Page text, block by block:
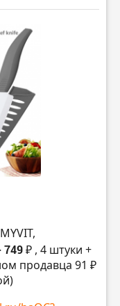
749 ₽ , 4 штуки +
продавца 91 ₽